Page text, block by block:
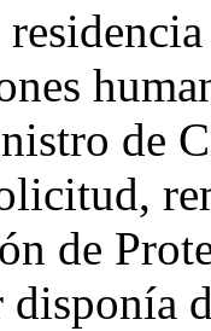
de
de
disponía